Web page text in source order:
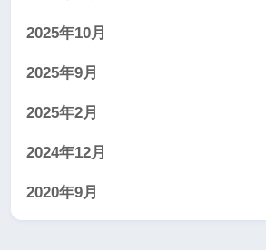
2025年10月
2025年9月
2025年2月
2024年12月
2020年9月